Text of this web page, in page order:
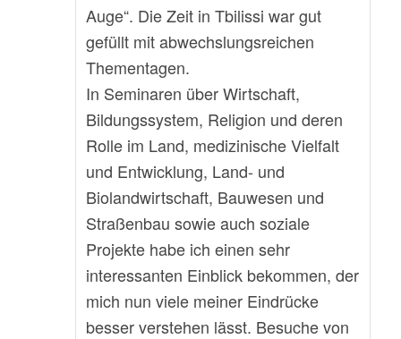
Auge“. Die Zeit in Tbilissi war gut
gefüllt mit abwechslungsreichen
Thementagen.
In Seminaren über Wirtschaft,
Bildungssystem, Religion und deren
Rolle im Land, medizinische Vielfalt
und Entwicklung, Land- und
Biolandwirtschaft, Bauwesen und
Straßenbau sowie auch soziale
Projekte habe ich einen sehr
interessanten Einblick bekommen, der
mich nun viele meiner Eindrücke
besser verstehen lässt. Besuche von